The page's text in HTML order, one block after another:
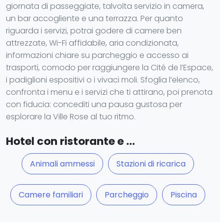
giornata di passeggiate, talvolta servizio in camera,
un bar accogliente e una terrazza. Per quanto
riguarda i servizi, potrai godere di camere ben
attrezzate, Wi-Fi affidabile, aria condizionata,
informazioni chiare su parcheggio e accesso ai
trasporti, comodo per raggiungere la Cité de l’Espace,
i padiglioni espositivi o i vivaci moli. Sfoglia l’elenco,
confronta i menu e i servizi che ti attirano, poi prenota
con fiducia: concediti una pausa gustosa per
esplorare la Ville Rose al tuo ritmo.
Hotel con ristorante e ...
Animali ammessi Stazioni di ricarica
Camere familiari Parcheggio Piscina